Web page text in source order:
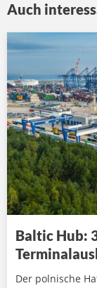
Auch
Baltic Hub:
Der polnische